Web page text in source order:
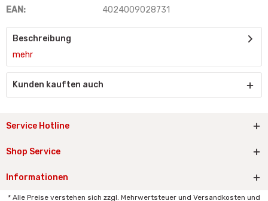
EAN:
4024009028731
Beschreibung
mehr
Kunden kauften auch
Service Hotline
Shop Service
Informationen
* Alle Preise verstehen sich zzgl. Mehrwertsteuer und Versandkosten und